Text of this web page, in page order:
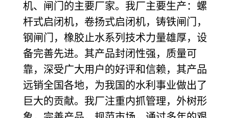
机、闸门的主要厂家。我厂主要生产：螺
杆式启闭机，卷扬式启闭机，铸铁闸门，
钢闸门，橡胶止水系列技术力量雄厚，设
备完善先进。其产品封闭性强，质量可
靠，深受广大用户的好评和信赖，其产品
远销全国各地，为我国的水利事业做出了
巨大的贡献。我厂注重内抓管理，外树形